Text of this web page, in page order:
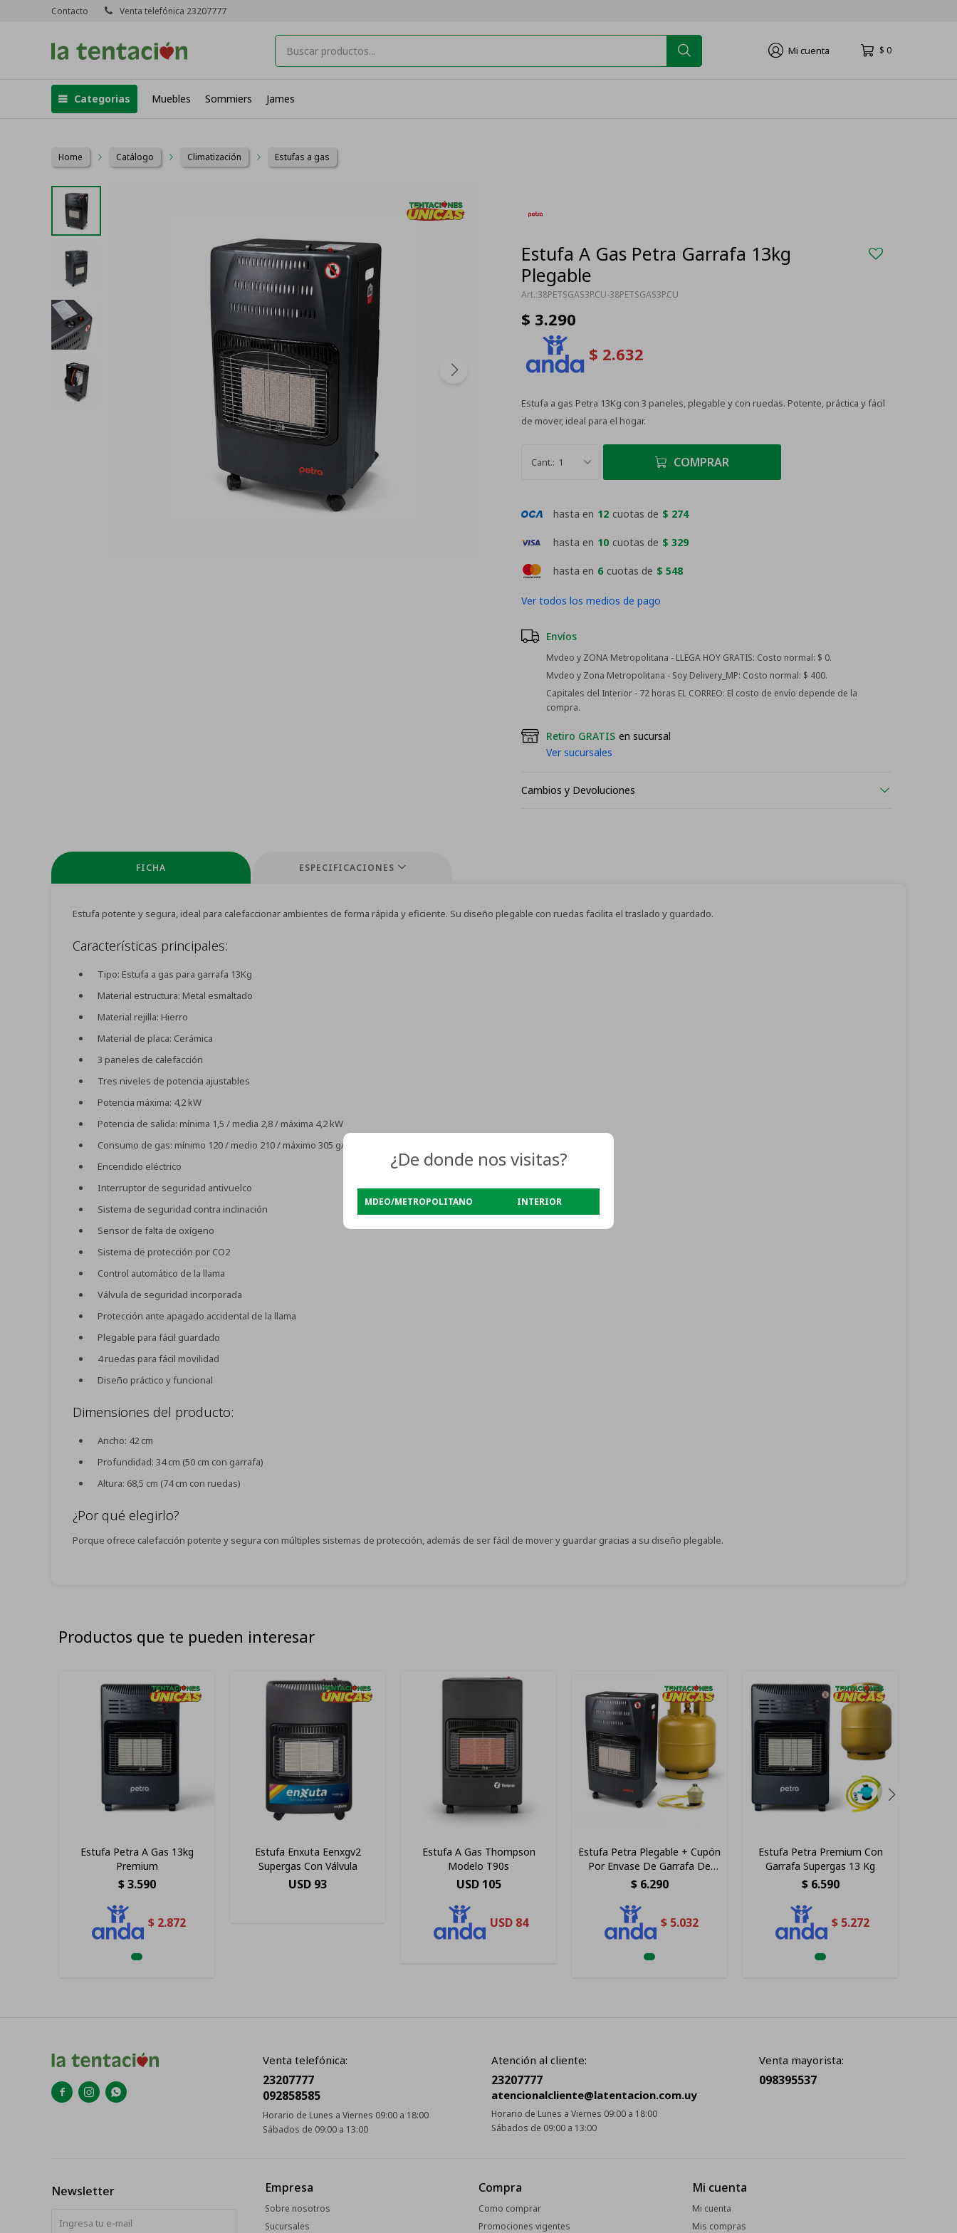
Categorias Muebles Sommiers James
$ 0
Contacto Venta telefónica 23207777
Home Catálogo Climatización Estufas a gas
Estufa A Gas Petra Garrafa 13kg
Plegable
38PETSGAS3P.CU-38PETSGAS3P.CU
$ 3.290
$ 2.632
Estufa a gas Petra 13Kg con 3 paneles, plegable y con ruedas. Potente, práctica y fácil
de mover, ideal para el hogar.
1 COMPRAR
hasta en 6 cuotas de $ 548
hasta en 12 cuotas de $ 274
hasta en 10 cuotas de $ 329
Ver todos los medios de pago
Envíos
Mvdeo y ZONA Metropolitana - LLEGA HOY GRATIS: Costo normal: $ 0.
Mvdeo y Zona Metropolitana - Soy Delivery_MP: Costo normal: $ 400.
Capitales del Interior - 72 horas EL CORREO: El costo de envío depende de la
compra.
Retiro GRATIS en sucursal
Ver sucursales
Cambios y Devoluciones
FICHA ESPECIFICACIONES
Estufa potente y segura, ideal para calefaccionar ambientes de forma rápida y eficiente. Su diseño plegable con ruedas facilita el traslado y guardado.
Características principales:
Tipo: Estufa a gas para garrafa 13Kg
Material estructura: Metal esmaltado
Material rejilla: Hierro
Material de placa: Cerámica
3 paneles de calefacción
Tres niveles de potencia ajustables
Potencia máxima: 4,2 kW
Potencia de salida: mínima 1,5 / media 2,8 / máxima 4,2 kW
Consumo de gas: mínimo 120 / medio 210 / máximo 305 g/h
Encendido eléctrico
Interruptor de seguridad antivuelco
Sistema de seguridad contra inclinación
Sensor de falta de oxígeno
Sistema de protección por CO2
Control automático de la llama
Válvula de seguridad incorporada
Protección ante apagado accidental de la llama
Plegable para fácil guardado
4 ruedas para fácil movilidad
Diseño práctico y funcional
Dimensiones del producto:
Ancho: 42 cm
Profundidad: 34 cm (50 cm con garrafa)
Altura: 68,5 cm (74 cm con ruedas)
¿Por qué elegirlo?
Porque ofrece calefacción potente y segura con múltiples sistemas de protección, además de ser fácil de mover y guardar gracias a su diseño plegable.
Productos que te pueden interesar
Estufa Petra A Gas 13kg
Premium
$ 3.590
$ 2.872
Estufa Enxuta Eenxgv2
Supergas Con Válvula
USD 93
Estufa A Gas Thompson
Modelo T90s
USD 105
USD 84
Estufa Petra Plegable + Cupón
Por Envase De Garrafa De
13kg
$ 6.290
$ 5.032
Estufa Petra Premium Con
Garrafa Supergas 13 Kg
$ 6.590
$ 5.272
  
Venta telefónica:
23207777
092858585
Horario de Lunes a Viernes 09:00 a 18:00
Sábados de 09:00 a 13:00
Atención al cliente:
23207777
atencionalcliente@latentacion.com.uy
Horario de Lunes a Viernes 09:00 a 18:00
Sábados de 09:00 a 13:00
Venta mayorista:
098395537
Empresa
Sobre nosotros
Sucursales
Compra
Como comprar
Promociones vigentes
Mi cuenta
Mi cuenta
Mis compras
Newsletter
¿De donde nos visitas?
MDEO/METROPOLITANO INTERIOR